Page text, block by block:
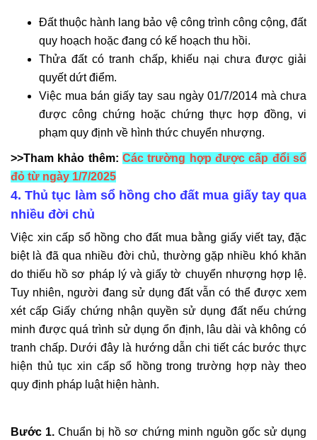
Đất thuộc hành lang bảo vệ công trình công cộng, đất
quy hoạch hoặc đang có kế hoạch thu hồi.
Thửa đất có tranh chấp, khiếu nại chưa được giải
quyết dứt điểm.
Việc mua bán giấy tay sau ngày 01/7/2014 mà chưa
được công chứng hoặc chứng thực hợp đồng, vi
phạm quy định về hình thức chuyển nhượng.
>>Tham khảo thêm: Các trường hợp được cấp đổi sổ
đỏ từ ngày 1/7/2025
4. Thủ tục làm sổ hồng cho đất mua giấy tay qua
nhiều đời chủ
Việc xin cấp sổ hồng cho đất mua bằng giấy viết tay, đặc
biệt là đã qua nhiều đời chủ, thường gặp nhiều khó khăn
do thiếu hồ sơ pháp lý và giấy tờ chuyển nhượng hợp lệ.
Tuy nhiên, người đang sử dụng đất vẫn có thể được xem
xét cấp Giấy chứng nhận quyền sử dụng đất nếu chứng
minh được quá trình sử dụng ổn định, lâu dài và không có
tranh chấp. Dưới đây là hướng dẫn chi tiết các bước thực
hiện thủ tục xin cấp sổ hồng trong trường hợp này theo
quy định pháp luật hiện hành.
Bước 1. Chuẩn bị hồ sơ chứng minh nguồn gốc sử dụng